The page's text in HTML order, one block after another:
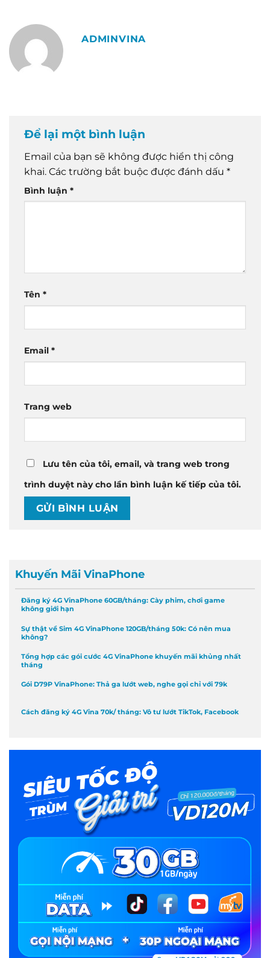
ADMINVINA
Để lại một bình luận
Email của bạn sẽ không được hiển thị công
khai. Các trường bắt buộc được đánh dấu *
Bình luận *
Tên *
Email *
Trang web
Lưu tên của tôi, email, và trang web trong
trình duyệt này cho lần bình luận kế tiếp của tôi.
Khuyến Mãi VinaPhone
Đăng ký 4G VinaPhone 60GB/tháng: Cày phim, chơi game
không giới hạn
Sự thật về Sim 4G VinaPhone 120GB/tháng 50k: Có nên mua
không?
Tổng hợp các gói cước 4G VinaPhone khuyến mãi khủng nhất
tháng
Gói D79P VinaPhone: Thả ga lướt web, nghe gọi chỉ với 79k
Cách đăng ký 4G Vina 70k/ tháng: Vô tư lướt TikTok, Facebook